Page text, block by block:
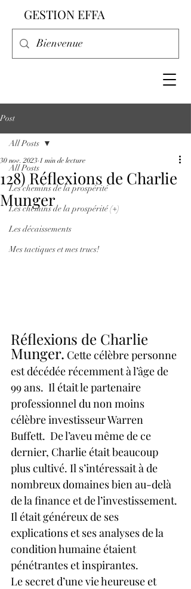
GESTION EFFA
Post
All Posts
Les chemins de la prospérité
Les chemins de la prospérité (+)
Les décaissements
Mes tactiques et mes trucs!
All Posts
128) Réflexions de Charlie
Munger
30 nov. 2023 1 min de lecture
Réflexions de Charlie
Munger. Cette célèbre personne
est décédée récemment à l’âge de
99 ans.  Il était le partenaire
professionnel du non moins
célèbre investisseur Warren
Buffett.  De l’aveu même de ce
dernier, Charlie était beaucoup
plus cultivé. Il s’intéressait à de
nombreux domaines bien au-delà
de la finance et de l’investissement.
Il était généreux de ses
explications et ses analyses de la
condition humaine étaient
pénétrantes et inspirantes.
Le secret d’une vie heureuse et